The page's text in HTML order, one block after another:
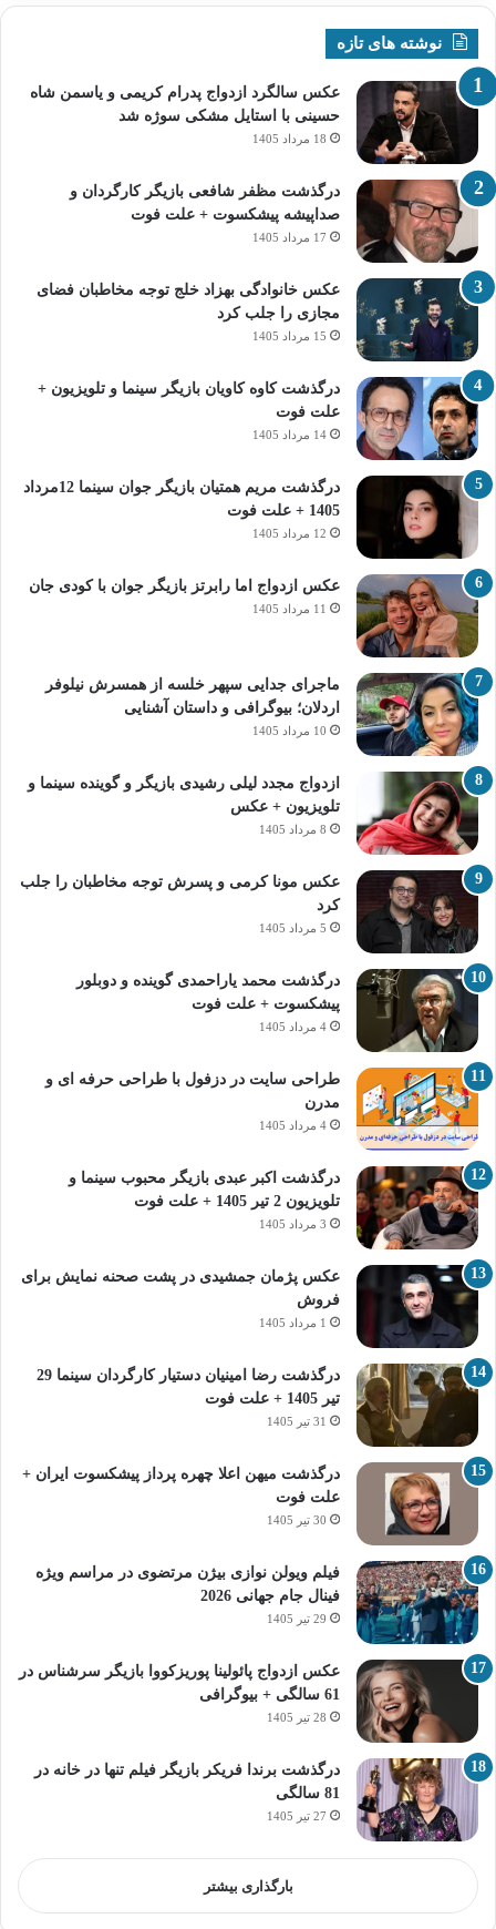
نوشته های تازه
عکس سالگرد ازدواج پدرام کریمی و یاسمن شاه‌
حسینی با استایل مشکی سوژه شد
18 مرداد 1405
درگذشت مظفر شافعی بازیگر کارگردان و
صداپیشه پیشکسوت + علت فوت
17 مرداد 1405
عکس خانوادگی بهزاد خلج توجه مخاطبان فضای
مجازی را جلب کرد
15 مرداد 1405
درگذشت کاوه کاویان بازیگر سینما و تلویزیون +
علت فوت
14 مرداد 1405
درگذشت مریم همتیان بازیگر جوان سینما 12مرداد
1405 + علت فوت
12 مرداد 1405
عکس ازدواج اما رابرتز بازیگر جوان با کودی جان
11 مرداد 1405
ماجرای جدایی سپهر خلسه از همسرش نیلوفر
اردلان؛ بیوگرافی و داستان آشنایی
10 مرداد 1405
ازدواج مجدد لیلی رشیدی بازیگر و گوینده سینما و
تلویزیون + عکس
8 مرداد 1405
عکس مونا کرمی و پسرش توجه مخاطبان را جلب
کرد
5 مرداد 1405
درگذشت محمد یاراحمدی گوینده و دوبلور
پیشکسوت + علت فوت
4 مرداد 1405
طراحی سایت در دزفول با طراحی حرفه‌ ای و
مدرن
4 مرداد 1405
درگذشت اکبر عبدی بازیگر محبوب سینما و
تلویزیون 2 تیر 1405 + علت فوت
3 مرداد 1405
عکس پژمان جمشیدی در پشت صحنه نمایش برای
فروش
1 مرداد 1405
درگذشت رضا امینیان دستیار کارگردان سینما 29
تیر 1405 + علت فوت
31 تیر 1405
درگذشت میهن اعلا چهره پرداز پیشکسوت ایران +
علت فوت
30 تیر 1405
فیلم ویولن نوازی بیژن مرتضوی در مراسم ویژه
فینال جام جهانی 2026
29 تیر 1405
عکس ازدواج پائولینا پوریزکووا بازیگر سرشناس در
61 سالگی + بیوگرافی
28 تیر 1405
درگذشت برندا فریکر بازیگر فیلم تنها در خانه در
81 سالگی
27 تیر 1405
بارگذاری بیشتر